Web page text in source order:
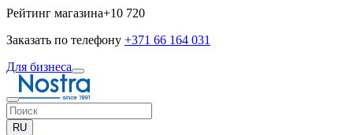
Рейтинг магазина+10 720
Заказать по телефону +371 66 164 031
Для бизнеса
RU